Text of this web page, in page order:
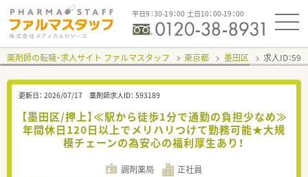
平日9：30-19：00 土日10：00-19：00
薬剤師の転職・求人サイト ファルマスタッフ 東京都 墨田区 求人ID：
更新日： 2026/07/17 薬剤師求人ID： 593189
【墨田区/押上】≪駅から徒歩1分で通勤の負担少なめ≫
年間休日120日以上でメリハリつけて勤務可能★大規
模チェーンの為安心の福利厚生あり！
調剤薬局 正社員